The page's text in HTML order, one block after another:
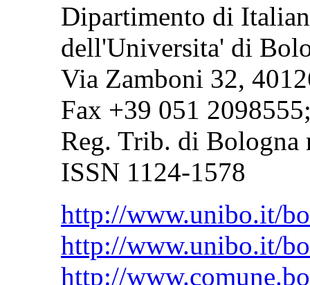
Dipartimento di
dell'Universita' di
Via Zamboni 32,
Fax +39 051
Reg. Trib. di Bologna
ISSN 1124-1578
http://www.unibo.it/
http://www.unibo.it/
http://